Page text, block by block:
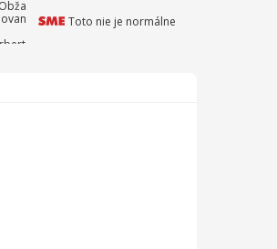
Toto nie je normálne